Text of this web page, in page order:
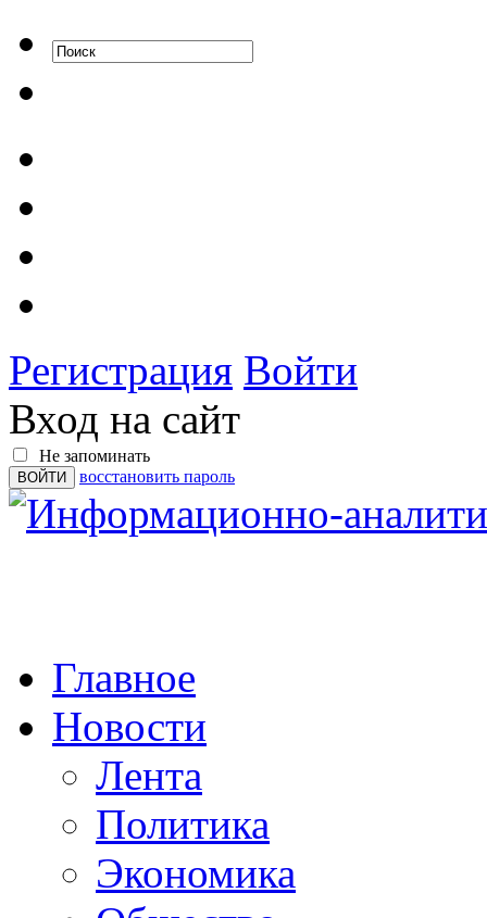
Регистрация Войти
Вход на сайт
Не запоминать
восстановить пароль
Главное
Новости
Лента
Политика
Экономика